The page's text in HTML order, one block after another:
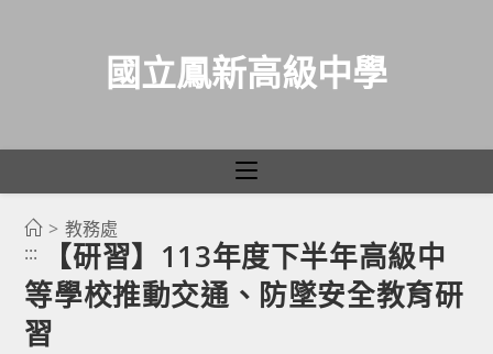
國立鳳新高級中學
> 教務處
:::
【研習】113年度下半年高級中
等學校推動交通、防墜安全教育研
習